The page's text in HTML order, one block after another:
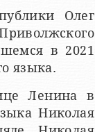
Олег
в 2021
языка.
Ленина в
Николая